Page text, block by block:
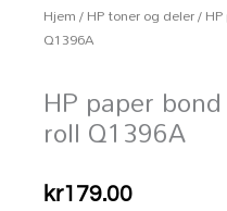
Hjem/HP toner og deler/
Q1396A
HP paper
roll Q1396A
kr179.00